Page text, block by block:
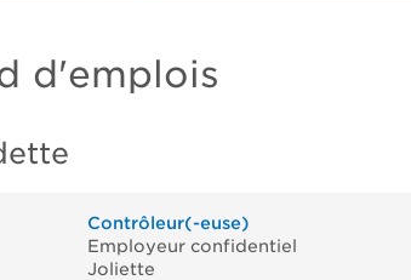
d'emplois
Contrôleur(-euse)
Employeur confidentiel
Joliette